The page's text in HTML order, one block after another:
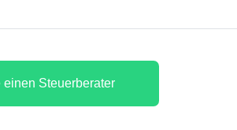
einen Steuerberater